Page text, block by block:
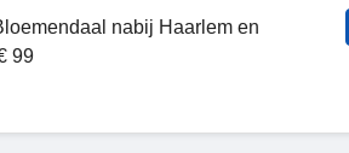
nabij Haarlem en
99